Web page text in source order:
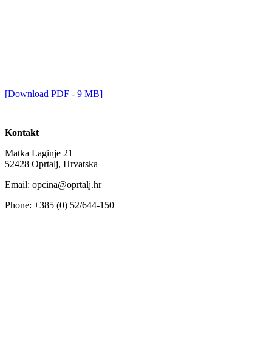
[Download PDF - 9 MB]
Kontakt
Matka Laginje 21
52428 Oprtalj, Hrvatska
Email: opcina@oprtalj.hr
Phone: +385 (0) 52/644-150